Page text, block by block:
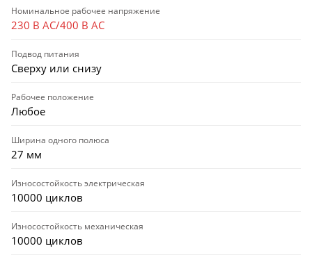
Номинальное рабочее напряжение
230 В AC/400 В AC
Подвод питания
Сверху или снизу
Рабочее положение
Любое
Ширина одного полюса
27 мм
Износостойкость электрическая
10000 циклов
Износостойкость механическая
10000 циклов